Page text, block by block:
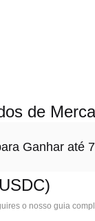
de
Ganhar até
o nosso guia